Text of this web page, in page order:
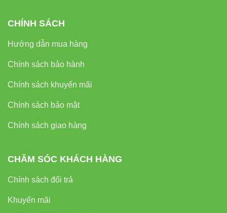
CHÍNH SÁCH
Hướng dẫn mua hàng
Chính sách bảo hành
Chính sách khuyến mãi
Chính sách bảo mật
Chính sách giao hàng
CHĂM SÓC KHÁCH HÀNG
Chính sách đổi trả
Khuyến mãi